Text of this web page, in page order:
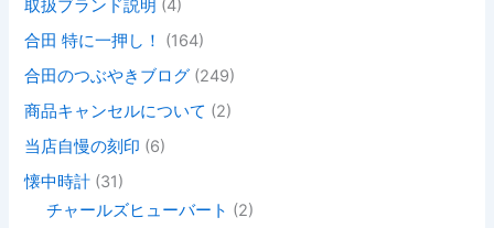
取扱ブランド説明 (4)
合田 特に一押し！
(164)
合田のつぶやきブログ (249)
商品キャンセルについて (2)
当店自慢の刻印 (6)
懐中時計 (31)
チャールズヒューバート (2)